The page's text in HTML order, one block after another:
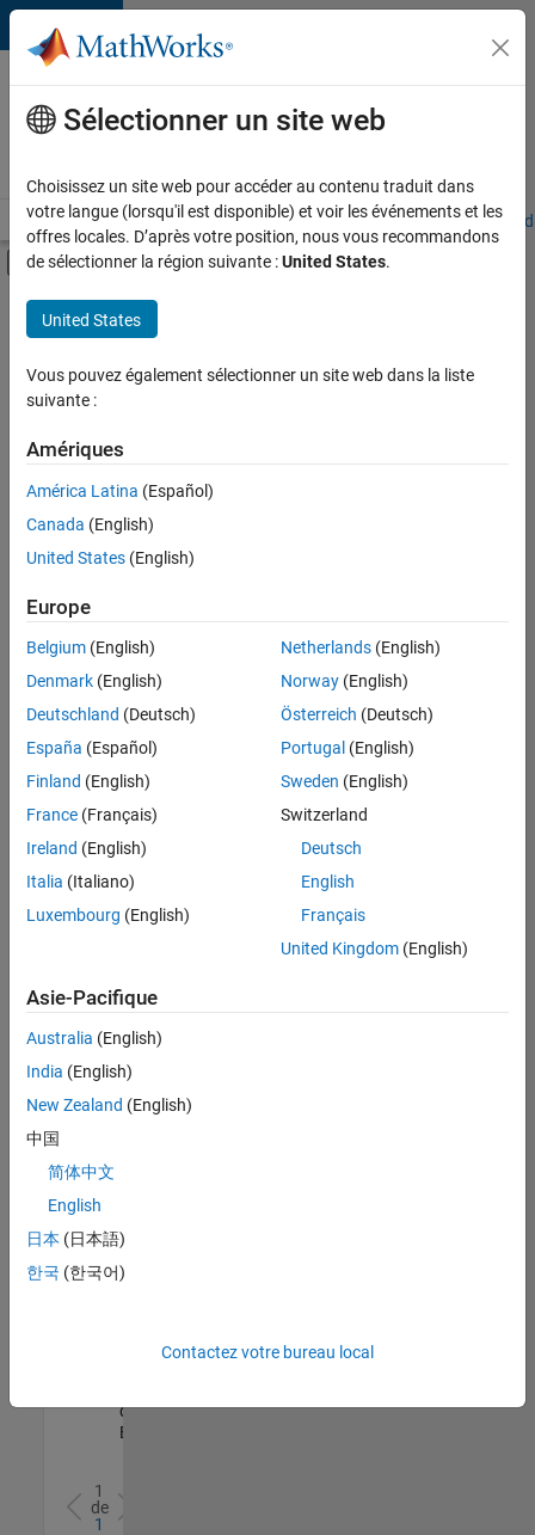
Passer au contenu
Votre
carrière
chez
Accueil Explorer nos opportunités Adresses de nos bureaux
Activer/désactiver l'affichage du menu
Contenu principal
FILTRER PAR
Technologies de l’information
Gestion des programmes
Ingénierie de la qualité
Enregistrer
sélectionnées
Les
descriptions
poste
n’ont
pas
été
traduites.
Effectuez
lieu
pour
l’ensemble
des
opportunités
votre
région.
Senior Software Quality Engineer
Senior
Engineer
qualité |
Expérimenté(e)
1
de
1
Sélectionner un site web
Choisissez un site web pour accéder au contenu traduit dans
votre langue (lorsqu'il est disponible) et voir les événements et les
offres locales. D’après votre position, nous vous recommandons
de sélectionner la région suivante :United States.
United States
Vous pouvez également sélectionner un site web dans la liste
suivante :
Amériques
América Latina (Español)
Canada (English)
United States (English)
Europe
Belgium (English)
Denmark (English)
Deutschland (Deutsch)
España (Español)
Finland (English)
France (Français)
Ireland (English)
Italia (Italiano)
Luxembourg (English)
Netherlands(English)
Norway(English)
Österreich (Deutsch)
Portugal (English)
Sweden (English)
Switzerland
Deutsch
English
Français
United Kingdom(English)
Asie-Pacifique
Australia (English)
India (English)
New Zealand (English)
中国
简体中文
English
日本 (日本語)
한국 (한국어)
Contactez votre bureau local